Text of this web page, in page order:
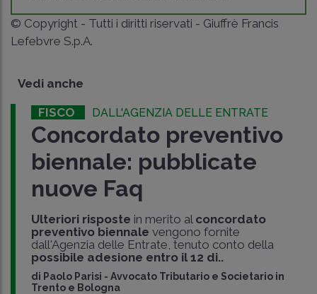
© Copyright - Tutti i diritti riservati - Giuffrè Francis
Lefebvre S.p.A.
Vedi anche
FISCO DALL'AGENZIA DELLE ENTRATE
Concordato preventivo
biennale: pubblicate
nuove Faq
Ulteriori risposte in merito al concordato
preventivo biennale vengono fornite
dall'Agenzia delle Entrate, tenuto conto della
possibile adesione entro il 12 di..
di Paolo Parisi - Avvocato Tributario e Societario in
Trento e Bologna